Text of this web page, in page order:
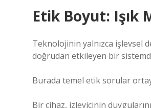
Etik Boyut: Işık
Teknolojinin yalnızca işlevsel
doğrudan etkileyen bir
Burada temel etik sorular
Bir cihaz, izleyicinin